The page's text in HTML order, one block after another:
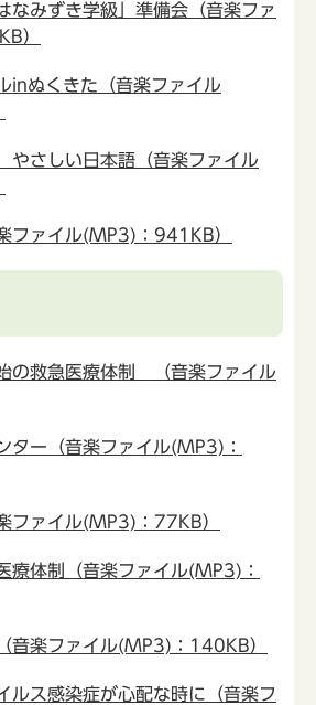
なみずき学級」準備会（音楽ファ
）
inぬくきた（音楽ファイル
さしい日本語（音楽ファイル
ファイル(MP3)：941KB）
の救急医療体制 （音楽ファイル
ター（音楽ファイル(MP3)：
ファイル(MP3)：77KB）
療体制（音楽ファイル(MP3)：
音楽ファイル(MP3)：140KB）
ルス感染症が心配な時に（音楽フ